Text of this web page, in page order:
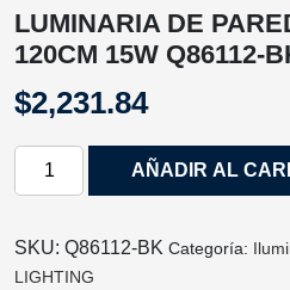
LUMINARIA DE
120CM 15W Q86112-
$2,231.84
LUMINARIA
LUKE
NEGRO
AÑADIR AL
SKU: Q86112-BK Categoría:
LIGHTING